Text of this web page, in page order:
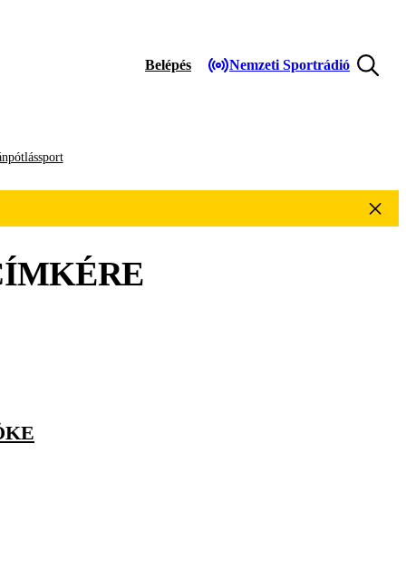
Belépés Nemzeti Sportrádió